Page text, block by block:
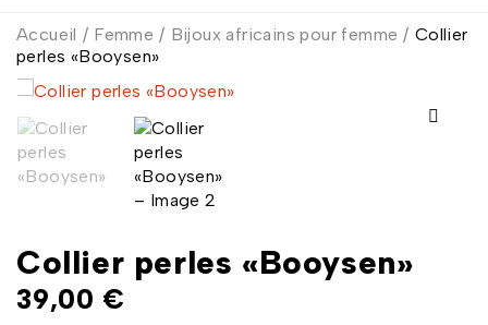
Accueil / Femme / Bijoux africains pour femme / Collier
perles «Booysen»
Collier perles «Booysen»
39,00 €